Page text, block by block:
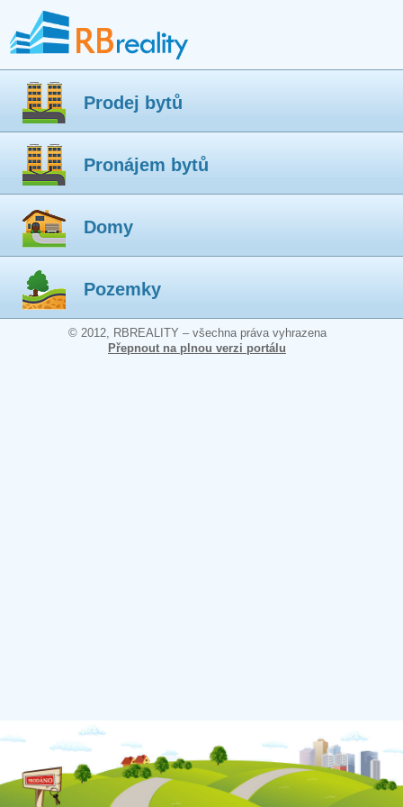
Prodej bytů
Pronájem bytů
Domy
Pozemky
© 2012, RBREALITY – všechna práva vyhrazena
Přepnout na plnou verzi portálu